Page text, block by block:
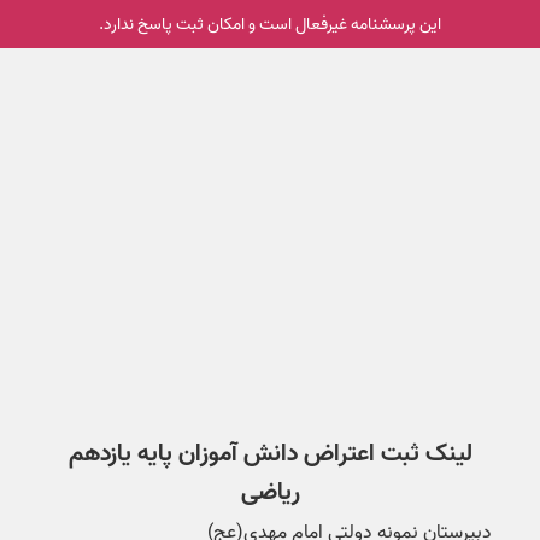
این پرسشنامه غیر‌فعال است و امکان ثبت پاسخ ندارد.
لینک ثبت اعتراض دانش آموزان پایه یازدهم
ریاضی
دبیرستان نمونه دولتی امام مهدی(عج)